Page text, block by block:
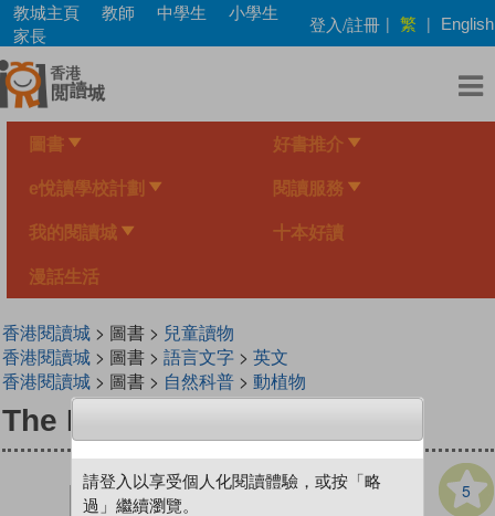
Skip
main
content
教城主頁 教師 中學生
小學生
家長
登入/註冊 | 繁 | English
圖書 好書推介
e悅讀學校計劃 閱讀服務
我的閱讀城 十本好讀
漫話生活
香港閱讀城> 圖書 > 兒童讀物
香港閱讀城> 圖書 > 語言文字> 英文
香港閱讀城> 圖書 > 自然科普> 動植物
The Beavers' Busy Year
5
請登入以享受個人化閱讀體驗，或按「略
過」繼續瀏覽。